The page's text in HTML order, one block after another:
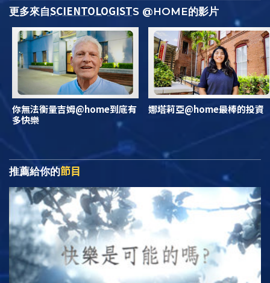
更多來自SCIENTOLOGISTS @HOME的影片
你無法衡量吉姆@home到底有
多快樂
娜塔莉亞@home最棒的投資
推薦給你的節目